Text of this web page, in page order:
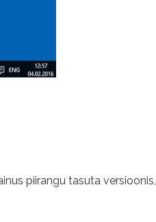
piirangu tasuta versioonis,